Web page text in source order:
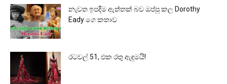
නැවත ඉපදීම ඇත්තක් බව ඔප්පු කල Dorothy
Eady ගෙ කතාව
රටවල් 51, එක රතු ඇඳුමයි!